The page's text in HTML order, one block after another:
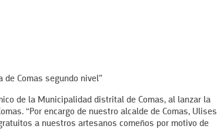
de Comas segundo nivel”
de la Municipalidad distrital de Comas, al lanzar la
“Por encargo de nuestro alcalde de Comas, Ulises
a nuestros artesanos comeños por motivo de